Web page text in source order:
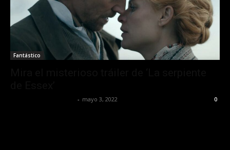
Fantástico
- mayo 3, 2022 0